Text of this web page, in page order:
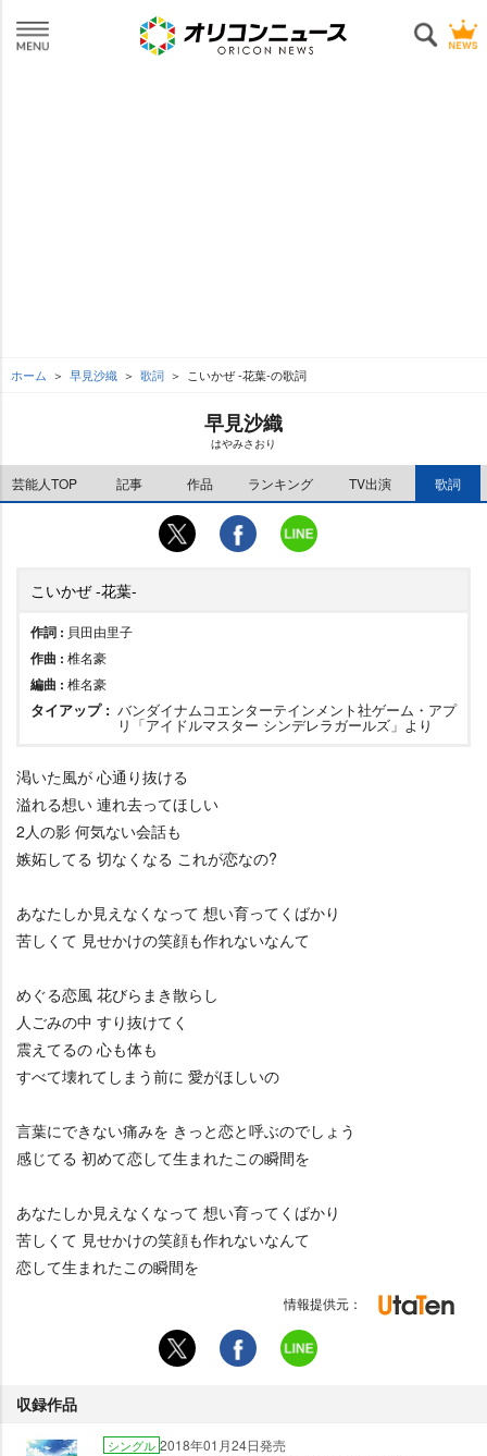
ホーム 早見沙織 歌詞 こいかぜ -花葉-の歌詞
早見沙織
はやみさおり
芸能人TOP 記事 作品 ランキング TV出演 歌詞
こいかぜ -花葉-
作詞 : 貝田由里子
作曲 : 椎名豪
編曲 : 椎名豪
タイアップ : バンダイナムコエンターテインメント社ゲーム・アプ
リ「アイドルマスター シンデレラガールズ」より
渇いた風が 心通り抜ける
溢れる想い 連れ去ってほしい
2人の影 何気ない会話も
嫉妬してる 切なくなる これが恋なの?
あなたしか見えなくなって 想い育ってくばかり
苦しくて 見せかけの笑顔も作れないなんて
めぐる恋風 花びらまき散らし
人ごみの中 すり抜けてく
震えてるの 心も体も
すべて壊れてしまう前に 愛がほしいの
言葉にできない痛みを きっと恋と呼ぶのでしょう
感じてる 初めて恋して生まれたこの瞬間を
あなたしか見えなくなって 想い育ってくばかり
苦しくて 見せかけの笑顔も作れないなんて
恋して生まれたこの瞬間を
情報提供元：
収録作品
シングル 2018年01月24日発売